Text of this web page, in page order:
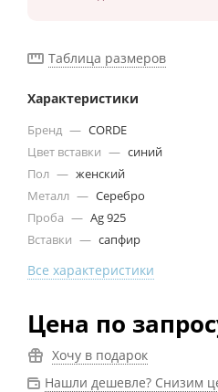
Таблица размеров
Характеристики
Бренд — CORDE
Цвет вставки — синий
Пол — женский
Металл — Серебро
Проба — Ag 925
Вставки — сапфир
Все характеристики
Цена по
Хочу в подарок
Нашли дешевле? Снизим